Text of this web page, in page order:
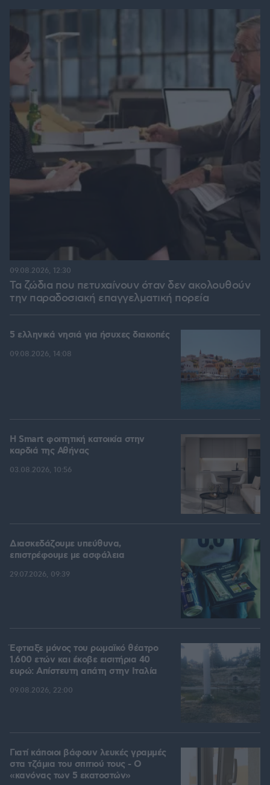
Τα ζώδια που πετυχαίνουν όταν δεν ακολουθούν
την παραδοσιακή επαγγελματική πορεία
09.08.2026, 12:30
5 ελληνικά νησιά για ήσυχες διακοπές
09.08.2026, 14:08
Η Smart φοιτητική κατοικία στην
καρδιά της Αθήνας
03.08.2026, 10:56
Διασκεδάζουμε υπεύθυνα,
επιστρέφουμε με ασφάλεια
29.07.2026, 09:39
Έφτιαξε μόνος του ρωμαϊκό θέατρο
1.600 ετών και έκοβε εισιτήρια 40
ευρώ: Απίστευτη απάτη στην Ιταλία
09.08.2026, 22:00
Γιατί κάποιοι βάφουν λευκές γραμμές
στα τζάμια του σπιτιού τους - Ο
«κανόνας των 5 εκατοστών»